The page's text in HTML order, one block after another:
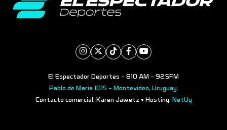
El Espectador Deportes - 810 AM - 92.5FM
Pablo de María 1015 - Montevideo, Uruguay.
Contacto comercial: Karen Jawetz • Hosting: NetUy